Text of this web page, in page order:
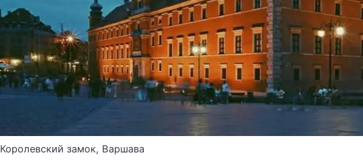
Королевский замок, Варшава